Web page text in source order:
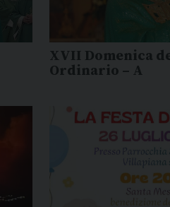
XVII Domenica
Ordinario – A